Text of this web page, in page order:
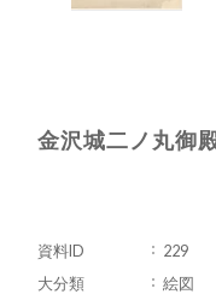
金沢城二ノ丸御
資料ID
229
大分類
絵図